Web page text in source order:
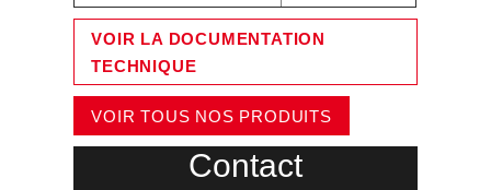
VOIR LA DOCUMENTATION
TECHNIQUE
VOIR TOUS NOS PRODUITS
Contact